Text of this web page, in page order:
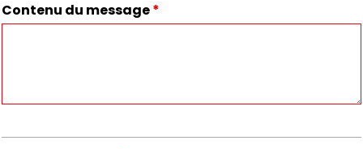
Contenu du message*